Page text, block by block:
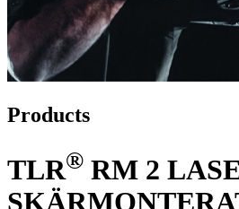
Products
TLR® RM 2